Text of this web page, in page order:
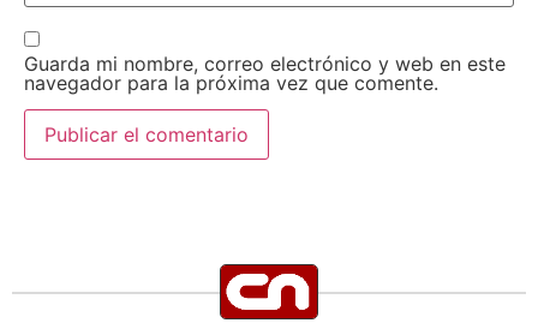
Guarda mi nombre, correo electrónico y web en este
navegador para la próxima vez que comente.